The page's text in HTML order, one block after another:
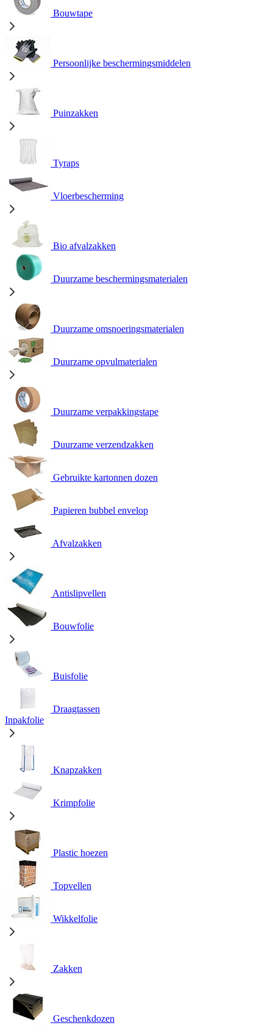
Bouwtape
Persoonlijke beschermingsmiddelen
Puinzakken
Tyraps
Vloerbescherming
Bio afvalzakken
Duurzame beschermingsmaterialen
Duurzame omsnoeringsmaterialen
Duurzame opvulmaterialen
Duurzame verpakkingstape
Duurzame verzendzakken
Gebruikte kartonnen dozen
Papieren bubbel envelop
Afvalzakken
Antislipvellen
Bouwfolie
Buisfolie
Draagtassen
Inpakfolie
Knapzakken
Krimpfolie
Plastic hoezen
Topvellen
Wikkelfolie
Zakken
Geschenkdozen